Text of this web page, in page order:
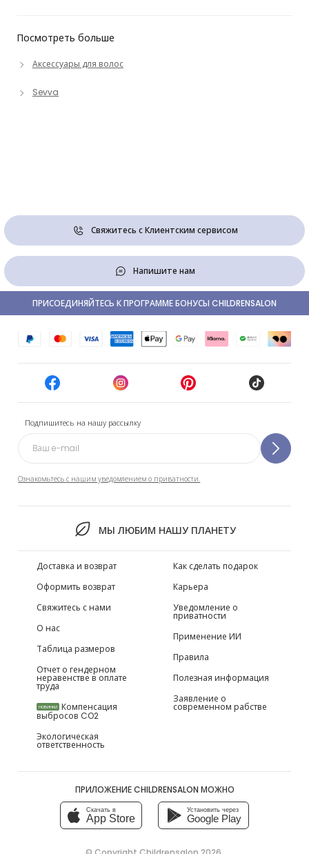
Посмотреть больше
Аксессуары для волос
Sevva
Свяжитесь с Клиентским сервисом
Напишите нам
Подпишитесь на нашу рассылку
Ознакомьтесь с нашим уведомлением о приватности.
МЫ ЛЮБИМ НАШУ ПЛАНЕТУ
ПРИСОЕДИНЯЙТЕСЬ К ПРОГРАММЕ БОНУСЫ CHILDRENSALON
Доставка и возврат
Оформить возврат
Свяжитесь с нами
О нас
Таблица размеров
Отчет о гендерном
неравенстве в оплате
труда
НОВИНКИ Компенсация
выбросов CO2
Экологическая
ответственность
Как сделать подарок
Карьера
Уведомление о
приватности
Применение ИИ
Правила
Полезная информация
Заявление о
современном рабстве
ПРИЛОЖЕНИЕ CHILDRENSALON МОЖНО
Скачать в
App Store
Установить через
Google Play